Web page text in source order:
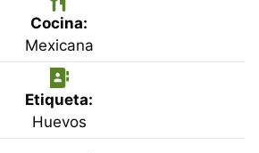
Cocina:
Mexicana
Etiqueta:
Huevos